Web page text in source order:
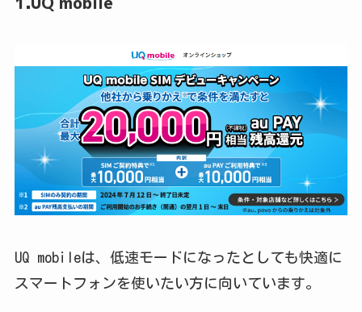
UQ mobileは、低速モードになったとしても快適に
スマートフォンを使いたい方に向いています。